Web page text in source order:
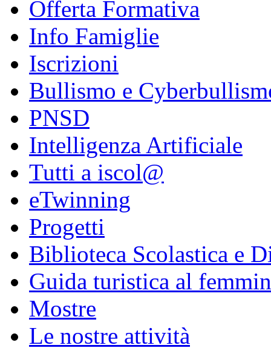
Offerta Formativa
Info Famiglie
Iscrizioni
Bullismo e
PNSD
Intelligenza Artificiale
Tutti a iscol@
eTwinning
Progetti
Biblioteca Scolastica e
Guida turistica al
Mostre
Le nostre attività